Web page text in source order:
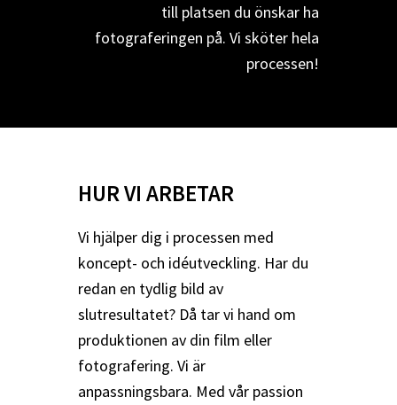
till platsen du önskar ha
fotograferingen på. Vi sköter hela
processen!
HUR VI ARBETAR
Vi hjälper dig i processen med
koncept- och idéutveckling. Har du
redan en tydlig bild av
slutresultatet? Då tar vi hand om
produktionen av din film eller
fotografering. Vi är
anpassningsbara. Med vår passion